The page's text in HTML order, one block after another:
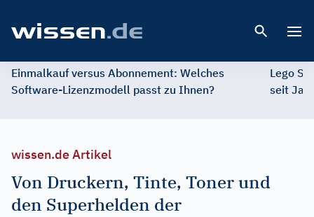
Einmalkauf versus Abonnement: Welches
Software-Lizenzmodell passt zu Ihnen?
Lego
seit
wissen.de Artikel
Von Druckern, Tinte, Toner und
den Superhelden der